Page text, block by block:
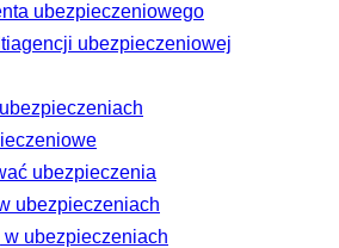
ubezpieczeniowego
ubezpieczeniowej
ubezpieczenia
ubezpieczeniach
w ubezpieczeniach